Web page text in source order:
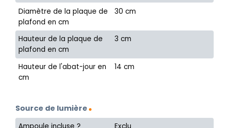
Diamètre de la plaque de
plafond en cm
30 cm
Hauteur de la plaque de
plafond en cm
3 cm
Hauteur de l'abat-jour en
cm
14 cm
Source de lumière